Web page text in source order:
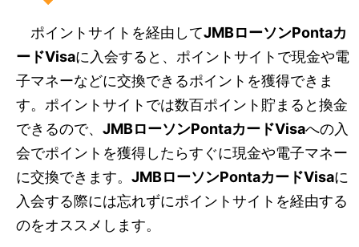
ポイントサイトを経由してJMBローソンPontaカ
ードVisaに入会すると、ポイントサイトで現金や電
子マネーなどに交換できるポイントを獲得できま
す。ポイントサイトでは数百ポイント貯まると換金
できるので、 JMBローソンPontaカードVisaへの入
会でポイントを獲得したらすぐに現金や電子マネー
に交換できます。 JMBローソンPontaカードVisaに
入会する際には忘れずにポイントサイトを経由する
のをオススメします。